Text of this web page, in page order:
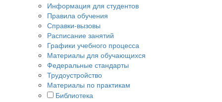
Информация для студентов
Правила обучения
Справки-вызовы
Расписание занятий
Графики учебного процесса
Материалы для обучающихся
Федеральные стандарты
Трудоустройство
Материалы по практикам
Библиотека